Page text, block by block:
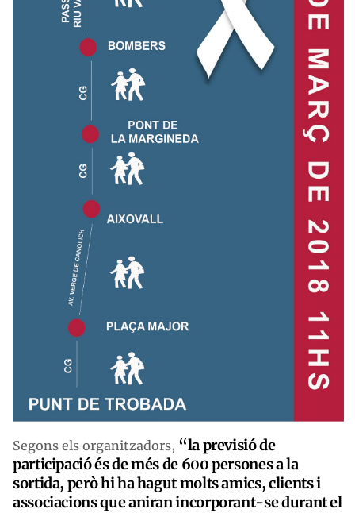
Segons els organitzadors, “la previsió de
participació és de més de 600 persones a la
sortida, però hi ha hagut molts amics, clients i
associacions que aniran incorporant-se durant el